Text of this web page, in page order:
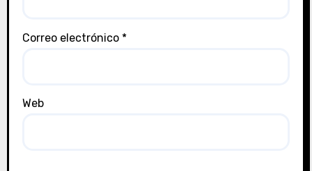
Correo electrónico *
Web